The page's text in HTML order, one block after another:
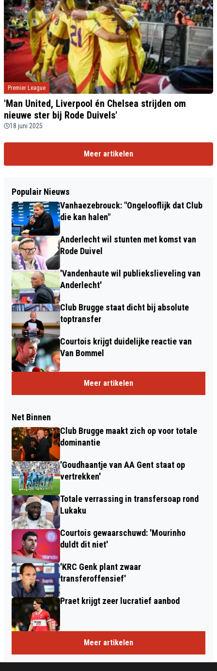
Premier League
'Man United, Liverpool én Chelsea strijden om
nieuwe ster bij Rode Duivels'
18 juni 2025
Meer artikelen
Populair Nieuws
Vanhaezebrouck: "Ongelooflijk dat Club
die kan halen"
Anderlecht wil stunten met komst van
Rode Duivel
'Vandenhaute wil publiekslieveling van
Anderlecht'
Club Brugge staat dicht bij absolute
toptransfer
Courtois krijgt duidelijke reactie van
Van Bommel
Meer artikelen
Net Binnen
Club Brugge maakt zich op voor totale
dominantie
'Goudhaantje van AA Gent staat op
vertrekken'
Totale verrassing in transfersoap rond
Lukaku
Courtois gewaarschuwd: 'Mourinho
duldt dit niet'
'KRC Genk plant zwaar
transferoffensief'
Praet krijgt zeer lucratief aanbod
Meer artikelen